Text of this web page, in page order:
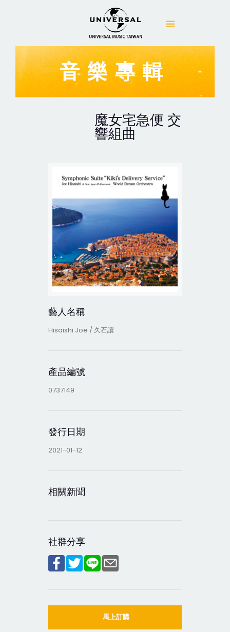
音樂專輯
魔女宅急便 交
響組曲
藝人名稱
Hisaishi Joe / 久石讓
產品編號
0737149
發行日期
2021-01-12
相關新聞
社群分享
馬上訂購